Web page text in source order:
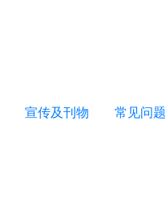
宣传及刊物 常见问题